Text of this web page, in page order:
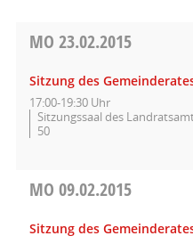
MO 23.02.2015
Sitzung des
17:00-19:30 Uhr
Sitzungssaal des
50
MO 09.02.2015
Sitzung des